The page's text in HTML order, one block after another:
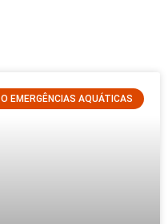
EMERGÊNCIAS AQUÁTICAS